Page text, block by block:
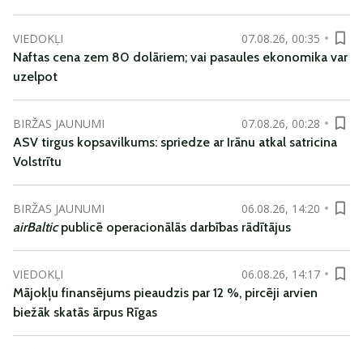
VIEDOKĻI
07.08.26, 00:35
Naftas cena zem 80 dolāriem; vai pasaules ekonomika var
uzelpot
BIRŽAS JAUNUMI
07.08.26, 00:28
ASV tirgus kopsavilkums: spriedze ar Irānu atkal satricina
Volstrītu
BIRŽAS JAUNUMI
06.08.26, 14:20
airBalticpublicē operacionālās darbības rādītājus
VIEDOKĻI
06.08.26, 14:17
Mājokļu finansējums pieaudzis par 12 %, pircēji arvien
biežāk skatās ārpus Rīgas